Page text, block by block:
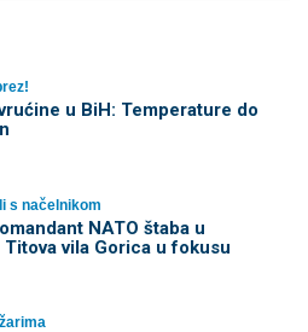
u BiH: Temperature do
s načelnikom
NATO štaba u
Titova vila Gorica u fokusu